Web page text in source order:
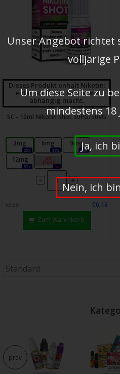
Dieses Produkt enhält Nikotin:
einen Stoff, der sehr stark
abhängig macht.
SC - 10ml Nikotin Shot 50PG/50VG
3mg
28x
6mg
37x
9mg
43x
12mg
32x
18mg
0x
- +
€6,85
€6,16
Zum Warenkorb
prev
Unser Angebot richtet
volljärige
Um diese Seite zu
mindestens 18
Ja, ich
Nein, ich